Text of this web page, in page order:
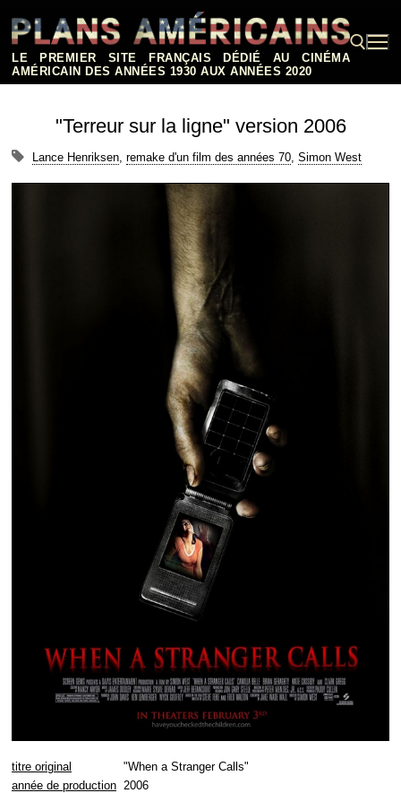
contenu
LE PREMIER SITE FRANÇAIS DÉDIÉ AU CINÉMA
AMÉRICAIN DES ANNÉES 1930 AUX ANNÉES 2020
"Terreur sur la ligne" version 2006
Lance Henriksen, remake d'un film des années 70, Simon West
titre original
"When a Stranger Calls"
année de production 2006